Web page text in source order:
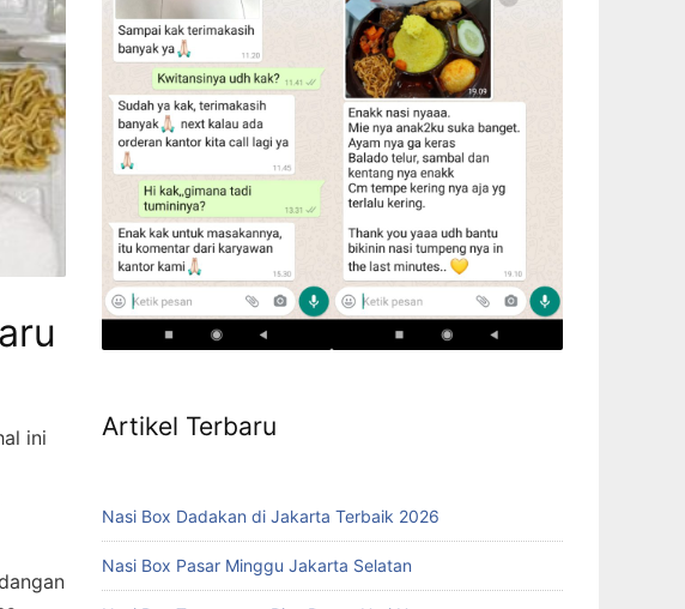
ini
Artikel Terbaru
Nasi Box Dadakan di Jakarta Terbaik 2026
Nasi Box Pasar Minggu Jakarta Selatan